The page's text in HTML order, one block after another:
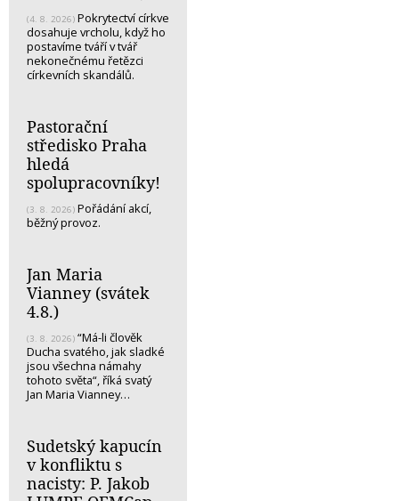
(4. 8. 2026) Pokrytectví církve
dosahuje vrcholu, když ho
postavíme tváří v tvář
nekonečnému řetězci
církevních skandálů.
Pastorační
středisko Praha
hledá
spolupracovníky!
(3. 8. 2026) Pořádání akcí,
běžný provoz.
Jan Maria
Vianney (svátek
4.8.)
(3. 8. 2026) “Má-li člověk
Ducha svatého, jak sladké
jsou všechna námahy
tohoto světa“, říká svatý
Jan Maria Vianney…
Sudetský kapucín
v konfliktu s
nacisty: P. Jakob